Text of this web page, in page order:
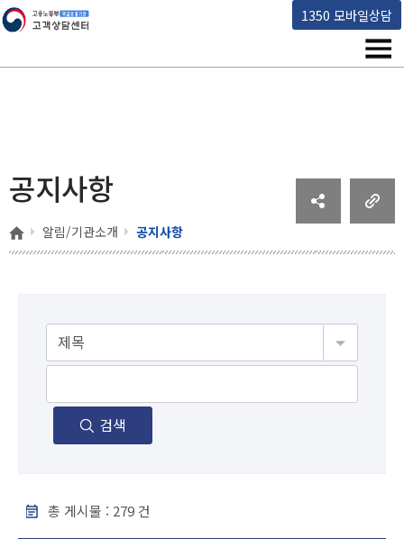
1350 모바일상담
고용노동부 책임운영기관 고객상담센터
메
공지사항
홈 알림/기관소개 공지사항
검색
총 게시물 : 279건